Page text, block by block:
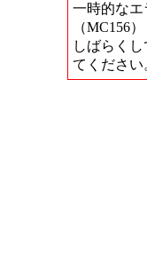
一時的なエ
（MC156）
しばらく
てください